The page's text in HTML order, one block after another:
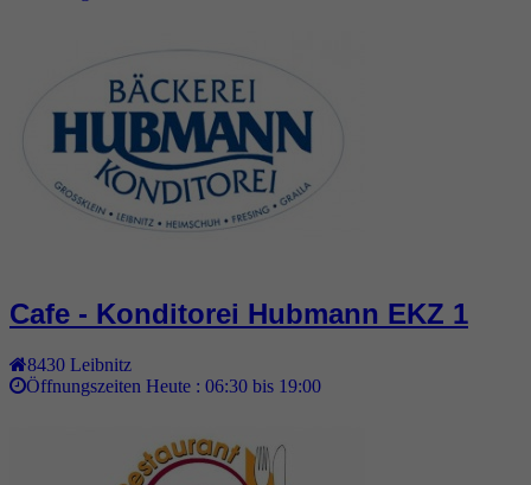
Cafe - Konditorei Hubmann EKZ 1
8430 Leibnitz
Öffnungszeiten Heute : 06:30 bis 19:00